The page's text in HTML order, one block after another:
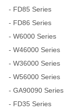
- FD85 Series
- FD86 Series
- W6000 Series
- W46000 Series
- W36000 Series
- W56000 Series
- GA90090 Series
- FD35 Series